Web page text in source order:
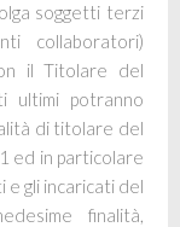
soggetti terzi
collaboratori)
il Titolare del
ultimi potranno
di titolare del
ed in particolare
gli incaricati del
finalità,